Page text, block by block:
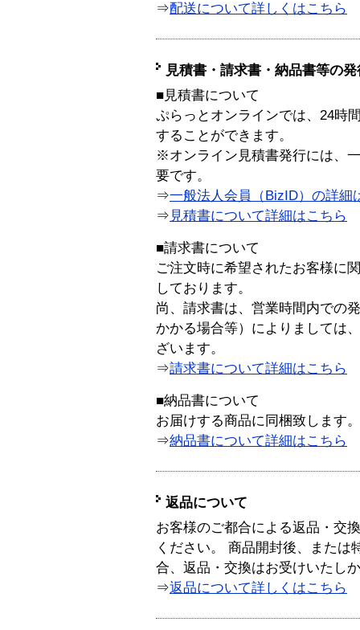
⇒配送について詳しくはこちら
見積書・請求書・納品書等の
■見積書について
ぷらっとオンラインでは、24時
することができます。
※オンライン見積書発行には、
要です。
⇒一般法人会員（BizID）の詳細
⇒ 見積書について詳細はこちら
■請求書について
ご注文時に希望されたお客様に
しております。
尚、請求書は、営業時間内での
かかる場合等）によりましては
ざいます。
⇒請求書について詳細はこちら
■納品書について
お届けする商品に同梱致します。
⇒納品書について詳細はこちら
返品について
お客様のご都合による返品・交
ください。 商品開封後、または
合、返品・交換はお受けいたし
⇒返品について詳しくはこちら